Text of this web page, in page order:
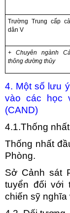
Trường Trung cấp
dân V
+ Chuyên ngành
thông đường thủy
4. Một số lưu
vào các học
(CAND)
4.1.Thống
Thống nhất
Phòng.
Sở Cảnh sát
tuyển đối với
chiến sỹ nghĩa